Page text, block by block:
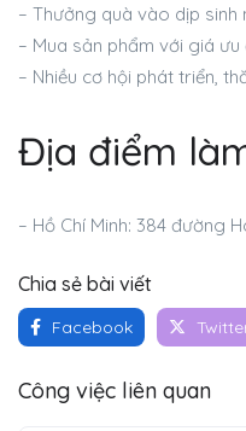
– Thưởng quà vào dịp sinh
– Mua sản phẩm với giá ưu
– Nhiều cơ hội phát triển,
Địa điểm
– Hồ Chí Minh: 384 đường
Chia sẻ bài viết
Facebook
Công việc liên quan